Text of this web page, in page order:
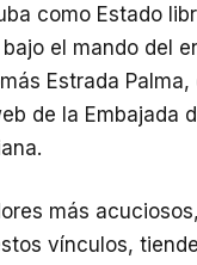
como Estado
el mando del
Estrada Palma,
de la Embajada
más
vínculos,